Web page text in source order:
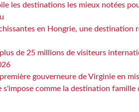
les destinations les mieux notées
en Hongrie, une destination
de 25 millions de visiteurs
gouverneure de Virginie en
s'impose comme la destination famille